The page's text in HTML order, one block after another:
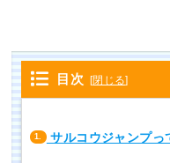
目次 [閉じる]
1. サルコウジャンプっ